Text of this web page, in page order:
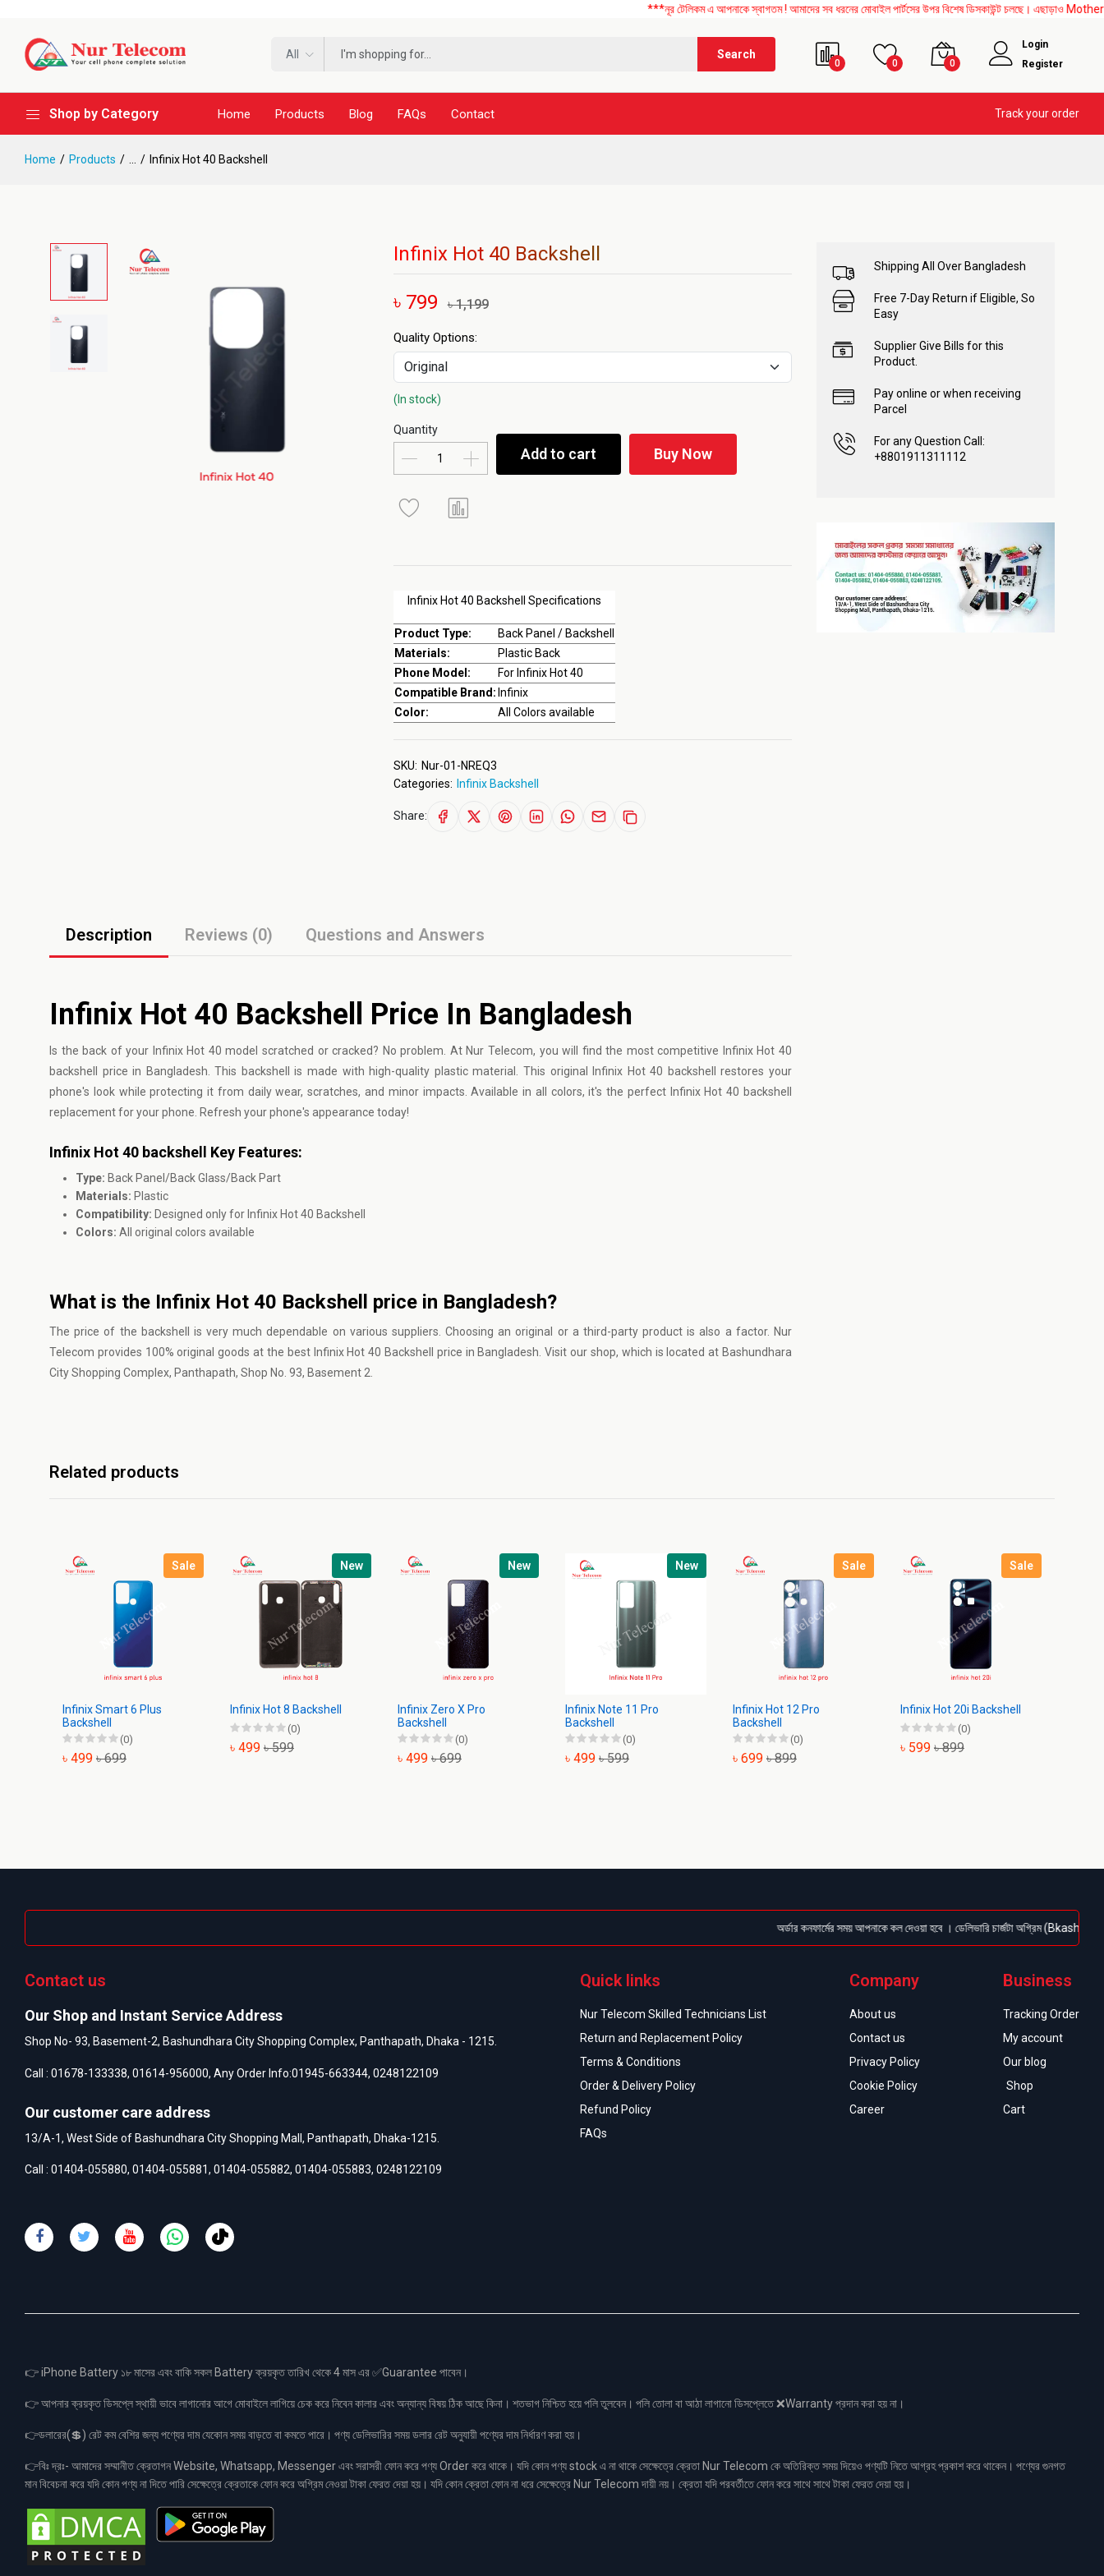
***নূর টেলিকম এ আপনাকে স্বাগতম ! আমাদের সব ধরনের মোবাইল পার্টসের উপর বিশেষ ডিসকাউন্ট চলছে। এছাড়াও Mother
All Search
0 0 0
Login
Register
Shop by Category Home Products Blog FAQs Contact Track your order
Home Products Infinix Hot 40 Backshell
Infinix Hot 40 Backshell
৳ 799 ৳ 1,199
Infinix Hot 40 Backshell Specifications
Product Type:
Back Panel / Backshell
Materials:
Plastic Back
Phone Model:
For Infinix Hot 40
Compatible Brand: Infinix
Color:
All Colors available
Quality Options:
(In stock)
Quantity
Add to cart Buy Now
SKU: Nur-01-NREQ3
Categories: Infinix Backshell
Share:
Description Reviews (0) Questions and Answers
Infinix Hot 40 Backshell Price In Bangladesh
Is the back of your Infinix Hot 40 model scratched or cracked? No problem. At Nur Telecom, you will find the most competitive Infinix Hot 40
backshell price in Bangladesh. This backshell is made with high-quality plastic material. This original Infinix Hot 40 backshell restores your
phone's look while protecting it from daily wear, scratches, and minor impacts. Available in all colors, it's the perfect Infinix Hot 40 backshell
replacement for your phone. Refresh your phone's appearance today!
Infinix Hot 40 backshell Key Features:
Type: Back Panel/Back Glass/Back Part
Materials: Plastic
Compatibility: Designed only for Infinix Hot 40 Backshell
Colors: All original colors available
What is the Infinix Hot 40 Backshell price in Bangladesh?
The price of the backshell is very much dependable on various suppliers. Choosing an original or a third-party product is also a factor. Nur
Telecom provides 100% original goods at the best Infinix Hot 40 Backshell price in Bangladesh. Visit our shop, which is located at Bashundhara
City Shopping Complex, Panthapath, Shop No. 93, Basement 2.
Shipping All Over Bangladesh
Free 7-Day Return if Eligible, So
Easy
Supplier Give Bills for this
Product.
Pay online or when receiving
Parcel
For any Question Call:
+8801911311112
Related products
Sale
Infinix Smart 6 Plus
Backshell
(0)
৳ 499 ৳ 699
New
Infinix Hot 8 Backshell
(0)
৳ 499 ৳ 599
New
Infinix Zero X Pro
Backshell
(0)
৳ 499 ৳ 699
New
Infinix Note 11 Pro
Backshell
(0)
৳ 499 ৳ 599
Sale
Infinix Hot 12 Pro
Backshell
(0)
৳ 699 ৳ 899
Sale
Infinix Hot 20i Backshell
(0)
৳ 599 ৳ 899
অর্ডার কনফার্মের সময় আপনাকে কল দেওয়া হবে । ডেলিভারি চার্জটা অগ্রিম (Bkash/
Contact us
Our Shop and Instant Service Address
Shop No- 93, Basement-2, Bashundhara City Shopping Complex, Panthapath, Dhaka - 1215.
Call : 01678-133338, 01614-956000, Any Order Info:01945-663344, 0248122109
Our customer care address
13/A-1, West Side of Bashundhara City Shopping Mall, Panthapath, Dhaka-1215.
Call : 01404-055880, 01404-055881, 01404-055882, 01404-055883, 0248122109
Quick links
Nur Telecom Skilled Technicians List
Return and Replacement Policy
Terms & Conditions
Order & Delivery Policy
Refund Policy
FAQs
Company
About us
Contact us
Privacy Policy
Cookie Policy
Career
Business
Tracking Order
My account
Our blog
Shop
Cart
👉 iPhone Battery ১৮ মাসের এবং বাকি সকল Battery ক্রয়কৃত তারিখ থেকে 4 মাস এর ✅Guarantee পাবেন।
👉 আপনার ক্রয়কৃত ডিসপ্লে স্থায়ী ভাবে লাগানোর আগে মোবাইলে লাগিয়ে চেক করে নিবেন কালার এবং অন্যান্য বিষয় ঠিক আছে কিনা। শতভাগ নিশ্চিত হয়ে পলি তুলবেন। পলি তোলা বা আঠা লাগানো ডিসপ্লেতে ❌Warranty প্রদান করা হয় না।
👉ডলারের(💲) রেট কম বেশির জন্য পণ্যের দাম যেকোন সময় বাড়তে বা কমতে পারে। পণ্য ডেলিভারির সময় ডলার রেট অনুযায়ী পণ্যের দাম নির্ধারণ করা হয়।
👉বিঃ দ্রঃ- আমাদের সম্মানীত ক্রেতাগন Website, Whatsapp, Messenger এবং সরাসরী ফোন করে পণ্য Order করে থাকে। যদি কোন পণ্য stock এ না থাকে সেক্ষেত্রে ক্রেতা Nur Telecom কে অতিরিক্ত সময় দিয়েও পণ্যটি নিতে আগ্রহ প্রকাশ করে থাকেন। পণ্যের গুনগত
মান বিবেচনা করে যদি কোন পণ্য না দিতে পারি সেক্ষেত্রে ক্রেতাকে ফোন করে অগ্রিম নেওয়া টাকা ফেরত দেয়া হয়। যদি কোন ক্রেতা ফোন না ধরে সেক্ষেত্রে Nur Telecom দায়ী নয়। ক্রেতা যদি পরবর্তীতে ফোন করে সাথে সাথে টাকা ফেরত দেয়া হয়।